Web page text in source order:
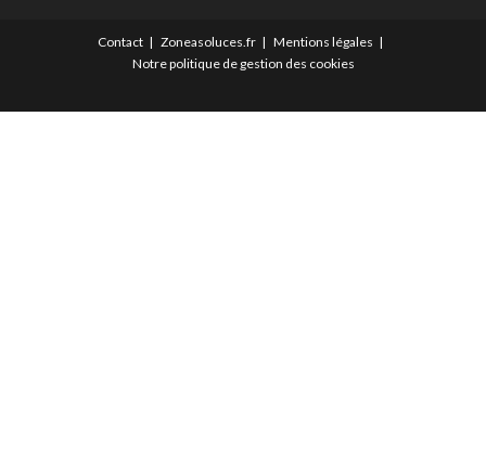
Contact Zoneasoluces.fr
Mentions légales
Notre politique de gestion des cookies